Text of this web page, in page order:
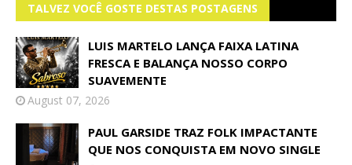
TALVEZ VOCÊ GOSTE DESTAS POSTAGENS
LUIS MARTELO LANÇA FAIXA LATINA
FRESCA E BALANÇA NOSSO CORPO
SUAVEMENTE
August 07, 2026
PAUL GARSIDE TRAZ FOLK IMPACTANTE
QUE NOS CONQUISTA EM NOVO SINGLE